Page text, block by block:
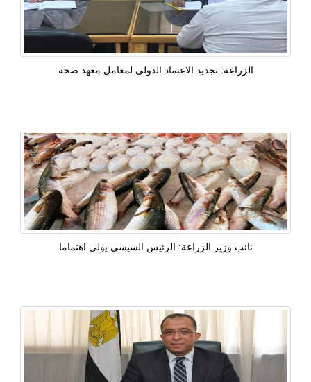
الزراعة: تجديد الاعتماد الدولى لمعامل معهد صحة
نائب وزير الزراعة: الرئيس السيسي يولى اهتماما